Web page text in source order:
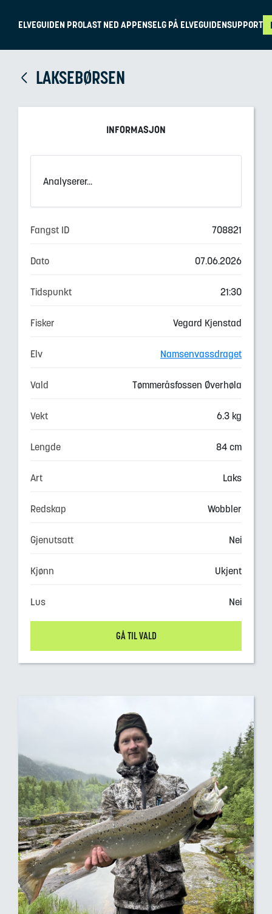
ELVEGUIDEN PROLAST NED APPENSELG PÅ ELVEGUIDENSUPPORT
LAKSEBØRSEN
INFORMASJON
Analyserer...
Fangst ID 708821
Dato 07.06.2026
Tidspunkt 21:30
Fisker Vegard Kjenstad
Elv Namsenvassdraget
Vald Tømmeråsfossen Øverhøla
Vekt 6.3 kg
Lengde 84 cm
Art Laks
Redskap Wobbler
Gjenutsatt Nei
Kjønn Ukjent
Lus Nei
GÅ TIL VALD